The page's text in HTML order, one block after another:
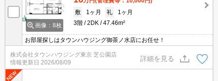
画像：8枚
敷
1ヶ月 礼
1ヶ月
3階
2DK 47.46m²
お部屋探しはタウンハウジング御茶ノ水店にお任せ！
株式会社タウンハウジング東京 芝公園店
情報更新日 2026/08/09
詳細を見る